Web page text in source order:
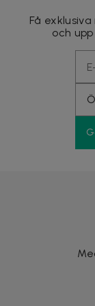
Få
och